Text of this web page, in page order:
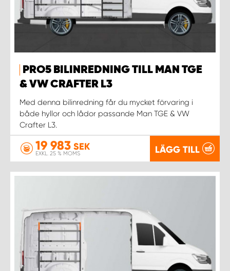
PRO5 BILINREDNING TILL MAN TGE
& VW CRAFTER L3
Med denna bilinredning får du mycket förvaring i
både hyllor och lådor passande Man TGE & VW
Crafter L3.
19 983 SEK
EXKL. 25 % MOMS LÄGG TILL
WORK SYSTEM ÖSTERSUND